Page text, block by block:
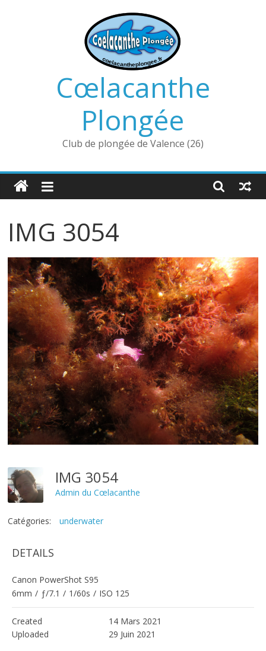
Cœlacanthe
Plongée
Club de plongée de Valence (26)
IMG 3054
IMG 3054
Admin du Cœlacanthe
Catégories: underwater
DETAILS
Canon PowerShot S95
6mm / ƒ/7.1 / 1/60s / ISO 125
Created
14 Mars 2021
Uploaded
29 Juin 2021